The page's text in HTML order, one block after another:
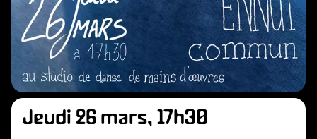
Jeudi 26 mars, 17h30